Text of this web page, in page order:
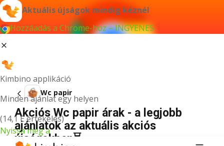
Aktuális újságok mindig kéznél
Hozzáadás a Chrome-hoz – INGYENES
Kimbino applikáció
Minden ajánlat egy helyen
(14,1 E értékelés)
Nyissa meg a
Wc papir
Akciós Wc papir árak - a legjobb
ajánlatok az aktuális akciós
újságokban⏳